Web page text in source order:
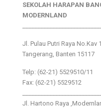
SEKOLAH HARAPAN
MODERNLAND
Jl. Pulau Putri Raya No.Kav
Tangerang, Banten 15117
Telp: (62-21) 5529510/11
Fax: (62-21) 5529512
Jl. Hartono Raya